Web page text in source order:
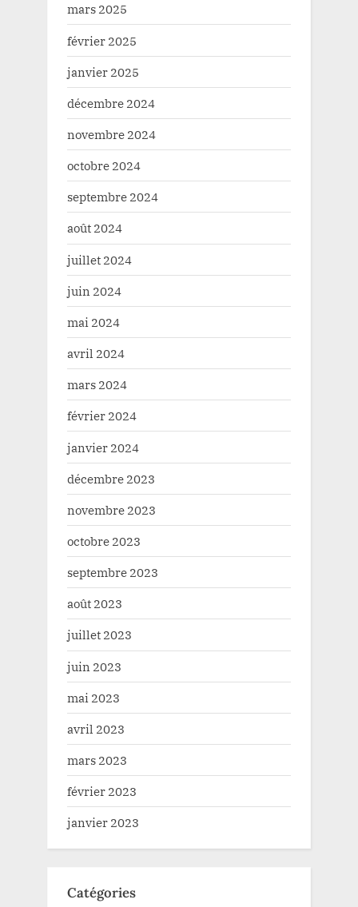
mars 2025
février 2025
janvier 2025
décembre 2024
novembre 2024
octobre 2024
septembre 2024
août 2024
juillet 2024
juin 2024
mai 2024
avril 2024
mars 2024
février 2024
janvier 2024
décembre 2023
novembre 2023
octobre 2023
septembre 2023
août 2023
juillet 2023
juin 2023
mai 2023
avril 2023
mars 2023
février 2023
janvier 2023
Catégories